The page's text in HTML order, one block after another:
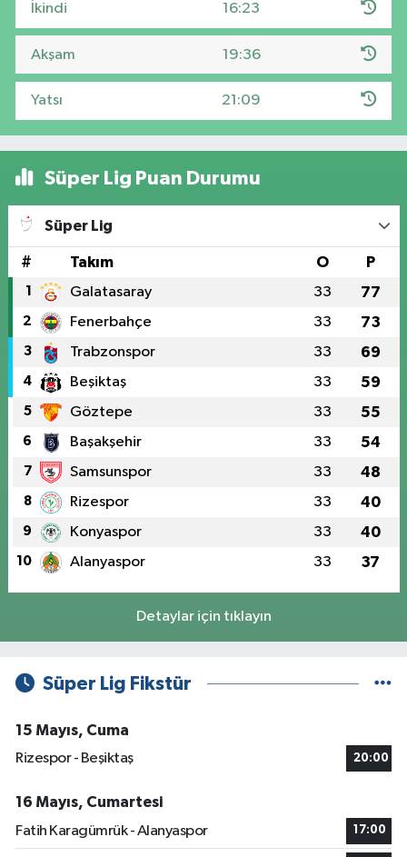
İkindi 16:23
Akşam 19:36
Yatsı 21:09
Süper Lig Puan Durumu
Süper Lig
# Takım O P
1 Galatasaray 33 77
2 Fenerbahçe 33 73
3 Trabzonspor 33 69
4 Beşiktaş 33 59
5 Göztepe 33 55
6 Başakşehir 33 54
7 Samsunspor 33 48
8 Rizespor 33 40
9 Konyaspor 33 40
10 Alanyaspor 33 37
Detaylar için tıklayın
Süper Lig Fikstür
15 Mayıs, Cuma
Rizespor - Beşiktaş
20:00
16 Mayıs, Cumartesi
Fatih Karagümrük - Alanyaspor
17:00